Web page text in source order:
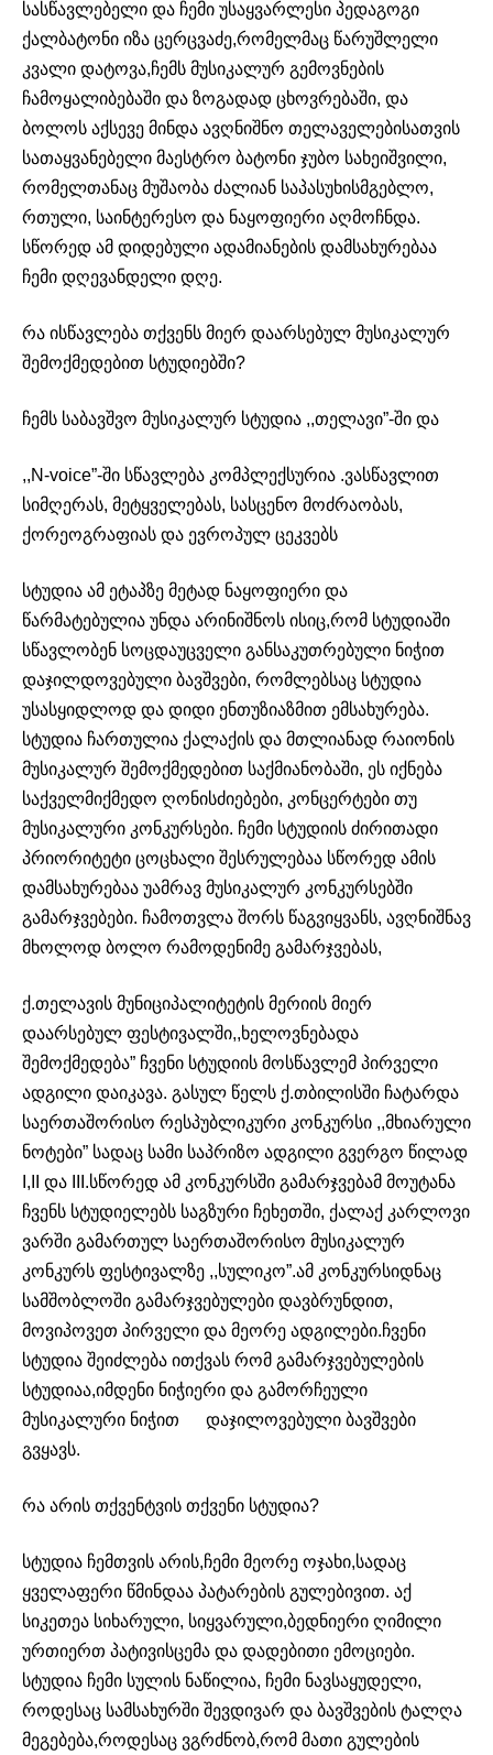
სასწავლებელი და ჩემი უსაყვარლესი პედაგოგი
ქალბატონი იზა ცერცვაძე,რომელმაც წარუშლელი
კვალი დატოვა,ჩემს მუსიკალურ გემოვნების
ჩამოყალიბებაში და ზოგადად ცხოვრებაში, და
ბოლოს აქსევე მინდა ავღნიშნო თელაველებისათვის
სათაყვანებელი მაესტრო ბატონი ჯუბო სახეიშვილი,
რომელთანაც მუშაობა ძალიან საპასუხისმგებლო,
რთული, საინტერესო და ნაყოფიერი აღმოჩნდა.
სწორედ ამ დიდებული ადამიანების დამსახურებაა
ჩემი დღევანდელი დღე.
რა ისწავლება თქვენს მიერ დაარსებულ მუსიკალურ
შემოქმედებით სტუდიებში?
ჩემს საბავშვო მუსიკალურ სტუდია ,,თელავი”-ში და
,,N-voice”-ში სწავლება კომპლექსურია .ვასწავლით
სიმღერას, მეტყველებას, სასცენო მოძრაობას,
ქორეოგრაფიას და ევროპულ ცეკვებს
სტუდია ამ ეტაპზე მეტად ნაყოფიერი და
წარმატებულია უნდა არინიშნოს ისიც,რომ სტუდიაში
სწავლობენ სოცდაუცველი განსაკუთრებული ნიჭით
დაჯილდოვებული ბავშვები, რომლებსაც სტუდია
უსასყიდლოდ და დიდი ენთუზიაზმით ემსახურება.
სტუდია ჩართულია ქალაქის და მთლიანად რაიონის
მუსიკალურ შემოქმედებით საქმიანობაში, ეს იქნება
საქველმიქმედო ღონისძიებები, კონცერტები თუ
მუსიკალური კონკურსები. ჩემი სტუდიის ძირითადი
პრიორიტეტი ცოცხალი შესრულებაა სწორედ ამის
დამსახურებაა უამრავ მუსიკალურ კონკურსებში
გამარჯვებები. ჩამოთვლა შორს წაგვიყვანს, ავღნიშნავ
მხოლოდ ბოლო რამოდენიმე გამარჯვებას,
ქ.თელავის მუნიციპალიტეტის მერიის მიერ
დაარსებულ ფესტივალში,,ხელოვნებადა
შემოქმედება” ჩვენი სტუდიის მოსწავლემ პირველი
ადგილი დაიკავა. გასულ წელს ქ.თბილისში ჩატარდა
საერთაშორისო რესპუბლიკური კონკურსი ,,მხიარული
ნოტები” სადაც სამი საპრიზო ადგილი გვერგო წილად
I,II და III.სწორედ ამ კონკურსში გამარჯვებამ მოუტანა
ჩვენს სტუდიელებს საგზური ჩეხეთში, ქალაქ კარლოვი
ვარში გამართულ საერთაშორისო მუსიკალურ
კონკურს ფესტივალზე ,,სულიკო”.ამ კონკურსიდნაც
სამშობლოში გამარჯვებულები დავბრუნდით,
მოვიპოვეთ პირველი და მეორე ადგილები.ჩვენი
სტუდია შეიძლება ითქვას რომ გამარჯვებულების
სტუდიაა,იმდენი ნიჭიერი და გამორჩეული
მუსიკალური ნიჭით დაჯილოვებული ბავშვები
გვყავს.
რა არის თქვენტვის თქვენი სტუდია?
სტუდია ჩემთვის არის,ჩემი მეორე ოჯახი,სადაც
ყველაფერი წმინდაა პატარების გულებივით. აქ
სიკეთეა სიხარული, სიყვარული,ბედნიერი ღიმილი
ურთიერთ პატივისცემა და დადებითი ემოციები.
სტუდია ჩემი სულის ნაწილია, ჩემი ნავსაყუდელი,
როდესაც სამსახურში შევდივარ და ბავშვების ტალღა
მეგებება,როდესაც ვგრძნობ,რომ მათი გულების